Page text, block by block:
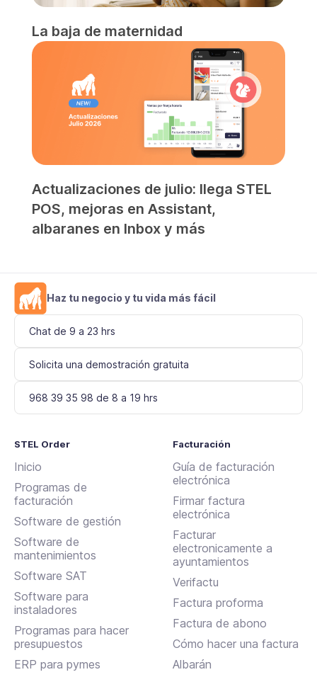
La baja de maternidad
Actualizaciones de julio: llega STEL
POS, mejoras en Assistant,
albaranes en Inbox y más
Haz tu negocio y tu vida más fácil
Chat de 9 a 23 hrs
Solicita una demostración gratuita
968 39 35 98 de 8 a 19 hrs
STEL Order
Inicio
Programas de
facturación
Software de gestión
Software de
mantenimientos
Software SAT
Software para
instaladores
Programas para hacer
presupuestos
ERP para pymes
Facturación
Guía de facturación
electrónica
Firmar factura
electrónica
Facturar
electronicamente a
ayuntamientos
Verifactu
Factura proforma
Factura de abono
Cómo hacer una factura
Albarán